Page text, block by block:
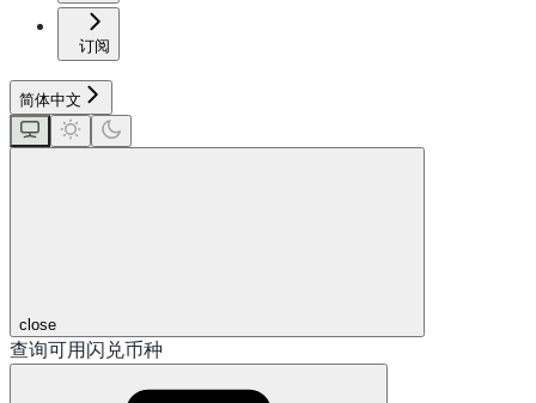
订阅
简体中文
close
查询可用闪兑币种